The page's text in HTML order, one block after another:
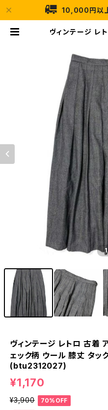
10,000円以
ヴィンテージ レ
丈 タックスカ
027) | 古
1
ヴィンテージ レトロ 古着
ェック柄 ウール 膝丈 タッ
(btu2312027)
¥1,170
¥3,900
70%OFF